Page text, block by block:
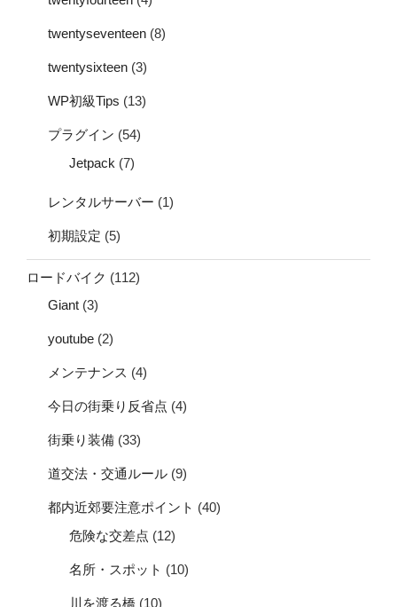
twentyseventeen (8)
twentysixteen (3)
WP初級Tips (13)
プラグイン (54)
Jetpack (7)
レンタルサーバー (1)
初期設定 (5)
ロードバイク (112)
Giant (3)
youtube (2)
メンテナンス (4)
今日の街乗り反省点 (4)
街乗り装備 (33)
道交法・交通ルール (9)
都内近郊要注意ポイント (40)
危険な交差点 (12)
名所・スポット (10)
川を渡る橋 (10)